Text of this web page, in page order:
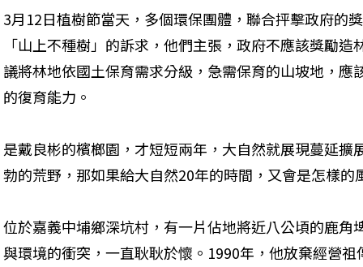
3月12日植樹節當天，多個環保團體，聯合抨擊政府的
「山上不種樹」的訴求，他們主張，政府不應該獎勵
議將林地依國土保育需求分級，急需保育的山坡地，應
的復育能力。
是戴良彬的檳榔園，才短短兩年，大自然就展現蔓延擴
勃的荒野，那如果給大自然20年的時間，又會是怎樣的
位於嘉義中埔鄉深坑村，有一片佔地將近八公頃的鹿角
與環境的衝突，一直耿耿於懷。1990年，他放棄經營